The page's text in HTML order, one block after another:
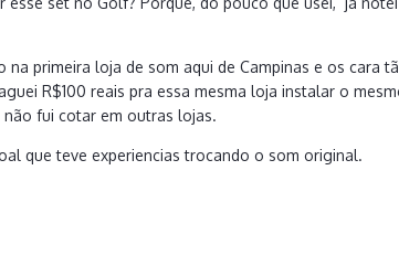
na primeira loja de som aqui de Campinas e os cara
R$100 reais pra essa mesma loja instalar o
não fui cotar em outras lojas.
que teve experiencias trocando o som original.